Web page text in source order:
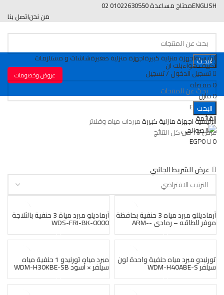
ENGLISHمحتاج مساعدة 01022630550 02
من نحناتصل بنا
البحث
تسجيل الدخول / تسجيل
0مفضلة
0قارن
0
EGP0
القائمة
0
EGP0
الرئيسيةاجهزة منزلية كبيرةاجهزة منزلية صغيرةشاشات و مستلزمات
تكييف هواءبلت ان
عروض وخصومات
البحث
الرئيسيةاجهزة منزلية كبيرةمبردات مياه وفلاتر
عرض ⁦15⁩ من كل النتائج
عرض الشريط الجانبي
أرماديللو مبرد مياه 3 حنفية بحافظة
موفر للطاقه – رمادي -ARM-
WDS-CAB-GRY-0001
أرماديلو مبرد مياة 3 حنفية بالثلاجة
‪WDS-FRI-BK-0000‬‬‬‬
تورنيدو مبرد مياه حنفية واحدة لون
سيلفر WDM-H40ABE-S
مبرد مياه تورنيدو 1 حنفية مياه
سيلفر × أسود WDM-H30KBE-SB